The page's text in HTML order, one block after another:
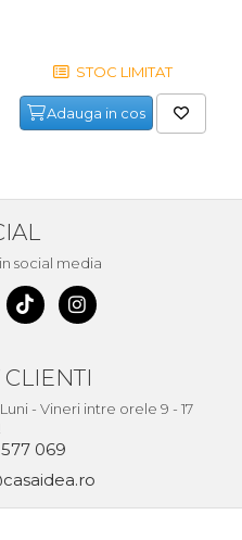
STOC LIMITAT
Adauga in cos
social media
- Vineri intre orele 9 - 17
069